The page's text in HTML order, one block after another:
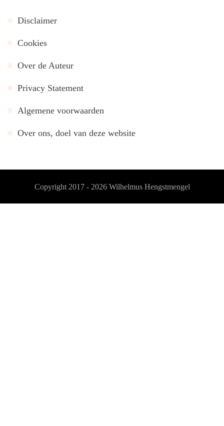
Disclaimer
Cookies
Over de Auteur
Privacy Statement
Algemene voorwaarden
Over ons, doel van deze website
Copyright 2017 - 2026 Wilhelmus Hengstmengel